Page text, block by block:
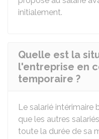
initialement.
Quelle est la
l'entreprise en
temporaire ?
Le salarié intérimaire
que les autres
toute la durée de sa